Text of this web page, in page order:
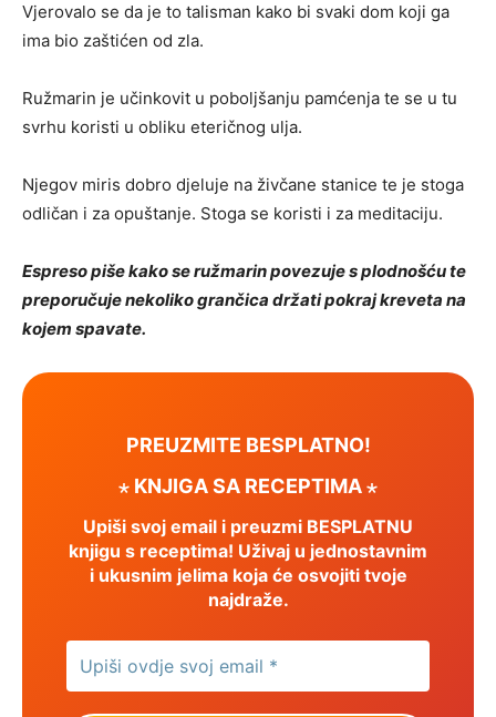
Vjerovalo se da je to talisman kako bi svaki dom koji ga
ima bio zaštićen od zla.
Ružmarin je učinkovit u poboljšanju pamćenja te se u tu
svrhu koristi u obliku eteričnog ulja.
Njegov miris dobro djeluje na živčane stanice te je stoga
odličan i za opuštanje. Stoga se koristi i za meditaciju.
Espreso piše kako se ružmarin povezuje s plodnošću te
preporučuje nekoliko grančica držati pokraj kreveta na
kojem spavate.
PREUZMITE BESPLATNO!
⋆ KNJIGA SA RECEPTIMA ⋆
Upiši svoj email i preuzmi BESPLATNU
knjigu s receptima! Uživaj u jednostavnim
i ukusnim jelima koja će osvojiti tvoje
najdraže.